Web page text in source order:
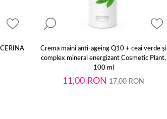
Crema maini anti-ageing Q10 + ceai verde și
complex mineral energizant Cosmetic Plant,
100 ml
11,00 RON 17,00RON